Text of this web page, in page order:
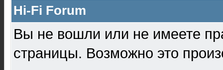
Hi-Fi Forum
Вы не вошли или не имеете
страницы. Возможно это